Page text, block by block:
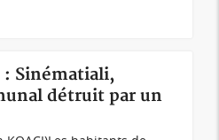
Sinématiali,
détruit par un